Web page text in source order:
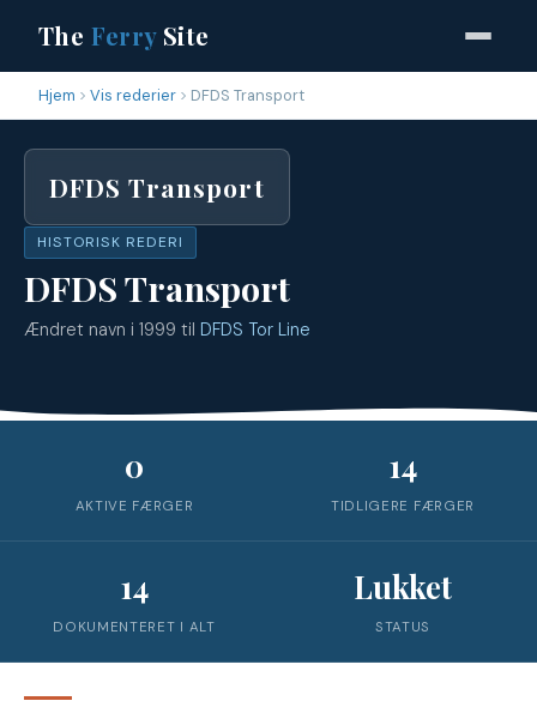
The FerrySite
Hjem Vis rederier DFDS Transport
DFDS Transport
HISTORISK REDERI
DFDS Transport
Ændret navn i 1999 til DFDS Tor Line
0
AKTIVE FÆRGER
14
TIDLIGERE FÆRGER
14
DOKUMENTERET I ALT
Lukket
STATUS